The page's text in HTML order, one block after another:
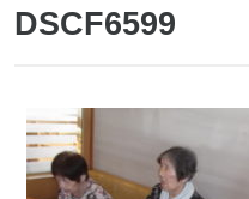
DSCF6599